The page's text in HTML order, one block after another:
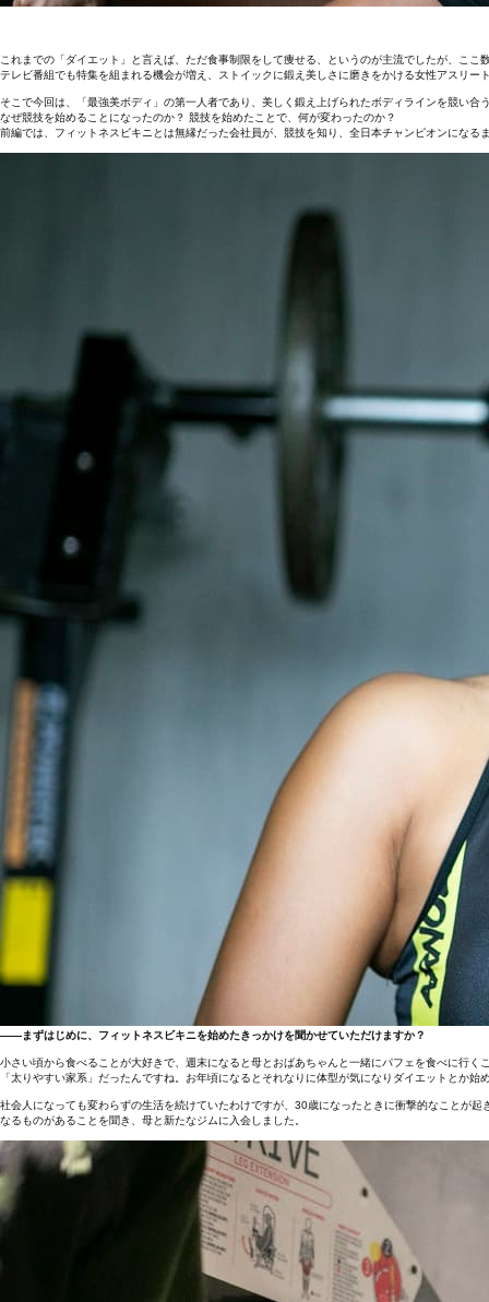
これまでの「ダイエット」と言えば、ただ食事制限をして痩せる、というのが主流でしたが、こ
テレビ番組でも特集を組まれる機会が増え、ストイックに鍛え美しさに磨きをかける女性アスリ
そこで今回は、「最強美ボディ」の第一人者であり、美しく鍛え上げられたボディラインを競い
なぜ競技を始めることになったのか？ 競技を始めたことで、何が変わったのか？
前編では、フィットネスビキニとは無縁だった会社員が、競技を知り、全日本チャンピオンにな
――まずはじめに、フィットネスビキニを始めたきっかけを聞かせていただけますか？
小さい頃から食べることが大好きで、週末になると母とおばあちゃんと一緒にパフェを食べに行
「太りやすい家系」だったんですね。お年頃になるとそれなりに体型が気になりダイエットとか
社会人になっても変わらずの生活を続けていたわけですが、30歳になったときに衝撃的なことが
なるものがあることを聞き、母と新たなジムに入会しました。